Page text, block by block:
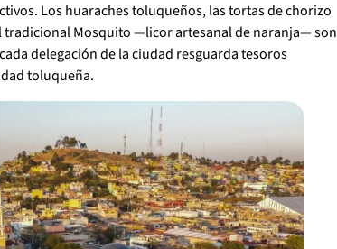
Los huaraches toluqueños, las tortas de chorizo
tradicional Mosquito —licor artesanal de naranja— son
delegación de la ciudad resguarda tesoros
toluqueña.